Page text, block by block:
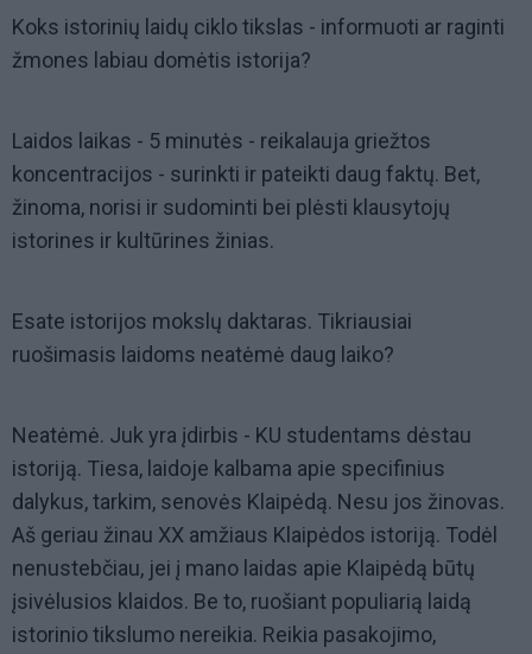
Koks istorinių laidų ciklo tikslas - informuoti ar raginti
žmones labiau domėtis istorija?
Laidos laikas - 5 minutės - reikalauja griežtos
koncentracijos - surinkti ir pateikti daug faktų. Bet,
žinoma, norisi ir sudominti bei plėsti klausytojų
istorines ir kultūrines žinias.
Esate istorijos mokslų daktaras. Tikriausiai
ruošimasis laidoms neatėmė daug laiko?
Neatėmė. Juk yra įdirbis - KU studentams dėstau
istoriją. Tiesa, laidoje kalbama apie specifinius
dalykus, tarkim, senovės Klaipėdą. Nesu jos žinovas.
Aš geriau žinau XX amžiaus Klaipėdos istoriją. Todėl
nenustebčiau, jei į mano laidas apie Klaipėdą būtų
įsivėlusios klaidos. Be to, ruošiant populiarią laidą
istorinio tikslumo nereikia. Reikia pasakojimo,